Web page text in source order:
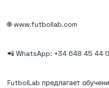
🌐 www.futbollab.com
📲 WhatsApp: +34 648 45 44
FutbolLab предлагает